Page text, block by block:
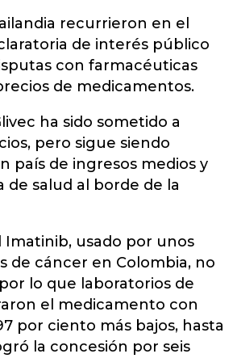
recurrieron en el
de interés público
con farmacéuticas
de medicamentos.
ha sido sometido a
pero sigue siendo
país de ingresos medios y
de salud al borde de la
usado por unos
de cáncer en Colombia, no
lo que laboratorios de
el medicamento con
por ciento más bajos, hasta
la concesión por seis